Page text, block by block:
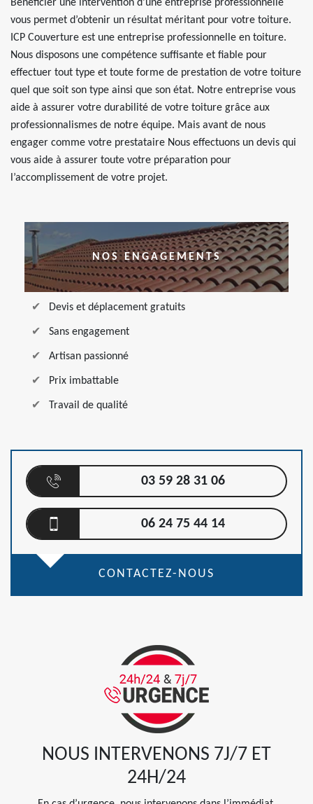
Bénéficier une intervention d’une entreprise professionnelle
vous permet d’obtenir un résultat méritant pour votre toiture.
ICP Couverture est une entreprise professionnelle en toiture.
Nous disposons une compétence suffisante et fiable pour
effectuer tout type et toute forme de prestation de votre toiture
quel que soit son type ainsi que son état. Notre entreprise vous
aide à assurer votre durabilité de votre toiture grâce aux
professionnalismes de notre équipe. Mais avant de nous
engager comme votre prestataire Nous effectuons un devis qui
vous aide à assurer toute votre préparation pour
l’accomplissement de votre projet.
NOS ENGAGEMENTS
Devis et déplacement gratuits
Sans engagement
Artisan passionné
Prix imbattable
Travail de qualité
03 59 28 31 06
06 24 75 44 14
CONTACTEZ-NOUS
NOUS INTERVENONS 7J/7 ET
24H/24